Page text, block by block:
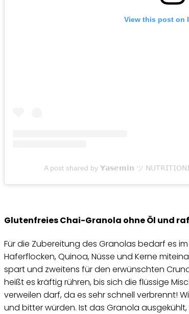
View this post on
A post shared by 𝗬𝗮𝘀𝗲𝗺𝗶𝗻 ツ
Glutenfreies Chai-Granola ohne Öl und
Für die Zubereitung des Granolas bedarf es
Haferflocken, Quinoa, Nüsse und Kerne
spart und zweitens für den erwünschten
heißt es kräftig rühren, bis sich die flüssige
verweilen darf, da es sehr schnell verbrennt!
und bitter würden. Ist das Granola